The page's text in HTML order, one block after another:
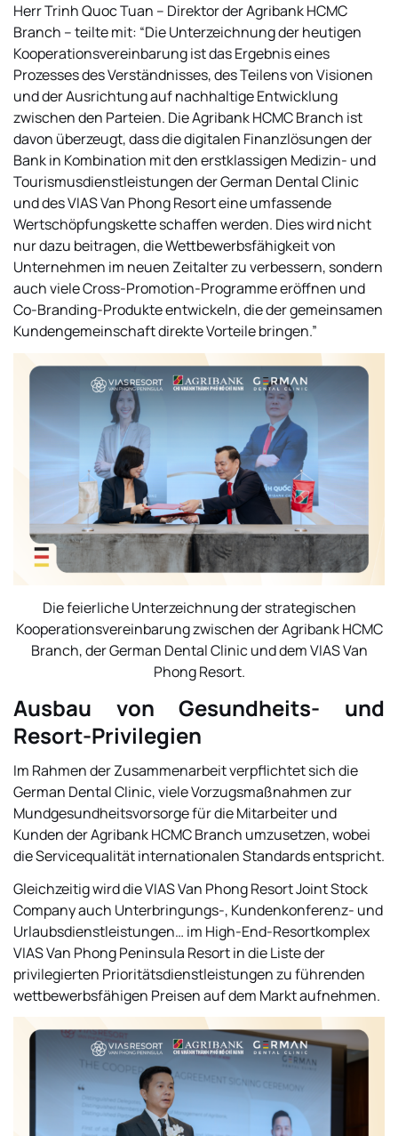
Herr Trinh Quoc Tuan – Direktor der Agribank HCMC
Branch – teilte mit: “Die Unterzeichnung der heutigen
Kooperationsvereinbarung ist das Ergebnis eines
Prozesses des Verständnisses, des Teilens von Visionen
und der Ausrichtung auf nachhaltige Entwicklung
zwischen den Parteien. Die Agribank HCMC Branch ist
davon überzeugt, dass die digitalen Finanzlösungen der
Bank in Kombination mit den erstklassigen Medizin- und
Tourismusdienstleistungen der German Dental Clinic
und des VIAS Van Phong Resort eine umfassende
Wertschöpfungskette schaffen werden. Dies wird nicht
nur dazu beitragen, die Wettbewerbsfähigkeit von
Unternehmen im neuen Zeitalter zu verbessern, sondern
auch viele Cross-Promotion-Programme eröffnen und
Co-Branding-Produkte entwickeln, die der gemeinsamen
Kundengemeinschaft direkte Vorteile bringen.”
Die feierliche Unterzeichnung der strategischen
Kooperationsvereinbarung zwischen der Agribank HCMC
Branch, der German Dental Clinic und dem VIAS Van
Phong Resort.
Ausbau von Gesundheits- und
Resort-Privilegien
Im Rahmen der Zusammenarbeit verpflichtet sich die
German Dental Clinic, viele Vorzugsmaßnahmen zur
Mundgesundheitsvorsorge für die Mitarbeiter und
Kunden der Agribank HCMC Branch umzusetzen, wobei
die Servicequalität internationalen Standards entspricht.
Gleichzeitig wird die VIAS Van Phong Resort Joint Stock
Company auch Unterbringungs-, Kundenkonferenz- und
Urlaubsdienstleistungen… im High-End-Resortkomplex
VIAS Van Phong Peninsula Resort in die Liste der
privilegierten Prioritätsdienstleistungen zu führenden
wettbewerbsfähigen Preisen auf dem Markt aufnehmen.